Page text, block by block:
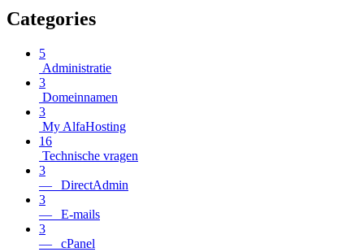
Categories
5
Administratie
3
Domeinnamen
3
My AlfaHosting
16
Technische vragen
3
— DirectAdmin
3
— E-mails
3
— cPanel